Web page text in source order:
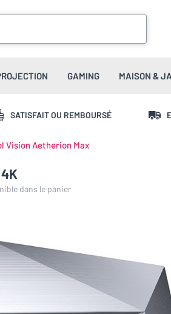
GAMING MAISON &
SATISFAIT OU REMBOURSÉ
Vision Aetherion Max
dans le panier